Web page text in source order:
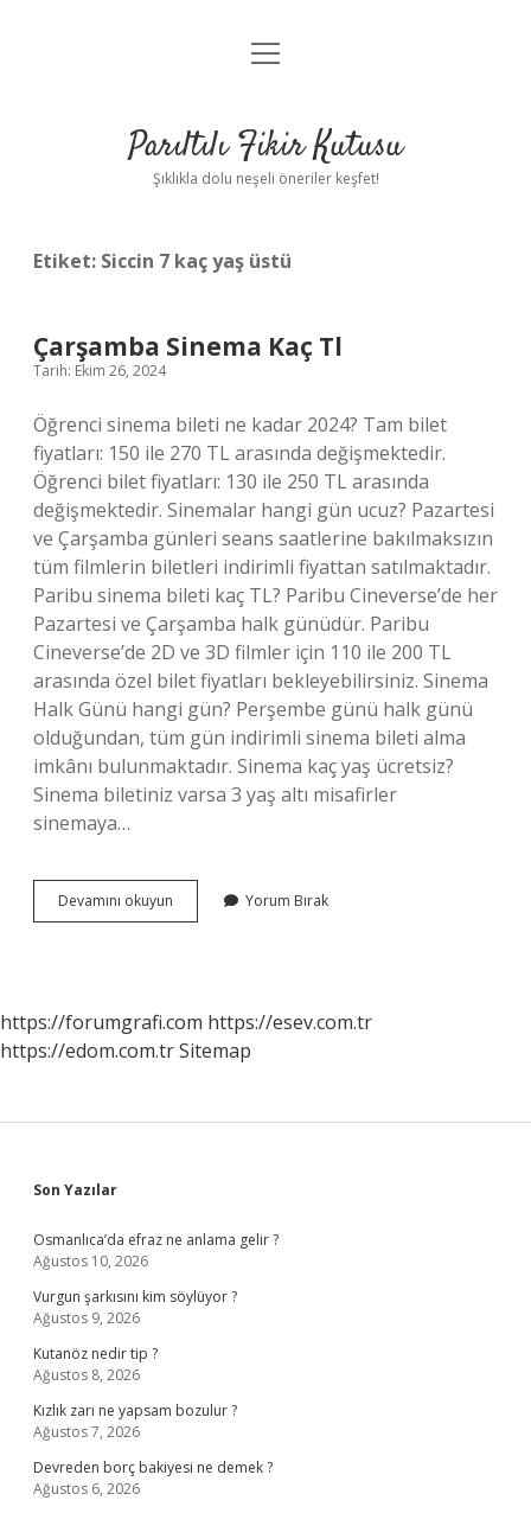
Anasayfa
Yasal Uyarı
menüyü
Parıltılı Fikir Kutusu
Şıklıkla dolu neşeli öneriler keşfet!
Etiket: Siccin 7 kaç yaş üstü
Çarşamba Sinema Kaç Tl
Tarih: Ekim 26, 2024
Öğrenci sinema bileti ne kadar 2024? Tam bilet
fiyatları: 150 ile 270 TL arasında değişmektedir.
Öğrenci bilet fiyatları: 130 ile 250 TL arasında
değişmektedir. Sinemalar hangi gün ucuz? Pazartesi
ve Çarşamba günleri seans saatlerine bakılmaksızın
tüm filmlerin biletleri indirimli fiyattan satılmaktadır.
Paribu sinema bileti kaç TL? Paribu Cineverse’de her
Pazartesi ve Çarşamba halk günüdür. Paribu
Cineverse’de 2D ve 3D filmler için 110 ile 200 TL
arasında özel bilet fiyatları bekleyebilirsiniz. Sinema
Halk Günü hangi gün? Perşembe günü halk günü
olduğundan, tüm gün indirimli sinema bileti alma
imkânı bulunmaktadır. Sinema kaç yaş ücretsiz?
Sinema biletiniz varsa 3 yaş altı misafirler
sinemaya…
Devamını okuyun Çarşamba
Sinema
Yorum Bırak
https://forumgrafi.com https://esev.com.tr
https://edom.com.trSitemap
Sidebar
Son Yazılar
Osmanlıca’da efraz ne anlama gelir ?
Ağustos 10, 2026
Vurgun şarkısını kim söylüyor ?
Ağustos 9, 2026
Kutanöz nedir tip ?
Ağustos 8, 2026
Kızlık zarı ne yapsam bozulur ?
Ağustos 7, 2026
Devreden borç bakiyesi ne demek ?
Ağustos 6, 2026